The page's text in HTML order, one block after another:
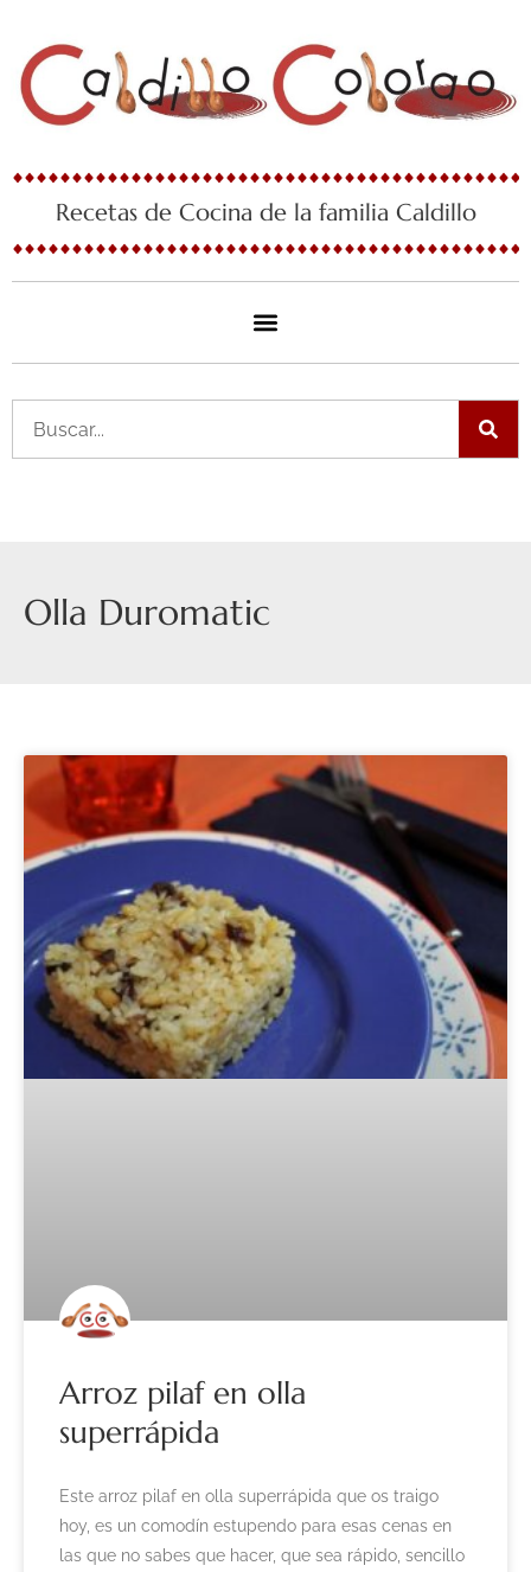
contenido
Recetas de Cocina de la familia Caldillo
Buscar
Olla Duromatic
Arroz pilaf en olla
superrápida
Este arroz pilaf en olla superrápida que os traigo
hoy, es un comodín estupendo para esas cenas en
las que no sabes que hacer, que sea rápido, sencillo
Página
Página